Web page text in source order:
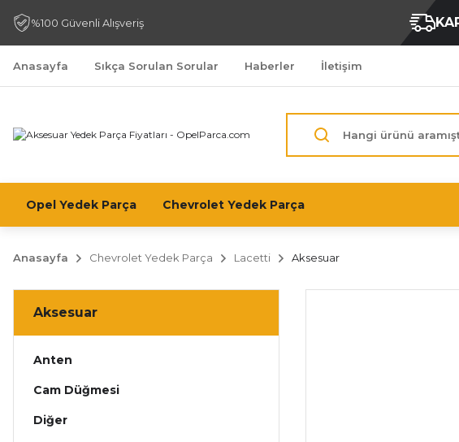
%100 Güvenli Alışveriş
Anasayfa Sıkça Sorulan Sorular Haberler İletişim
Opel Yedek Parça Chevrolet Yedek Parça
Anasayfa Chevrolet Yedek Parça Lacetti Aksesuar
Aksesuar
Anten
Cam Düğmesi
Diğer